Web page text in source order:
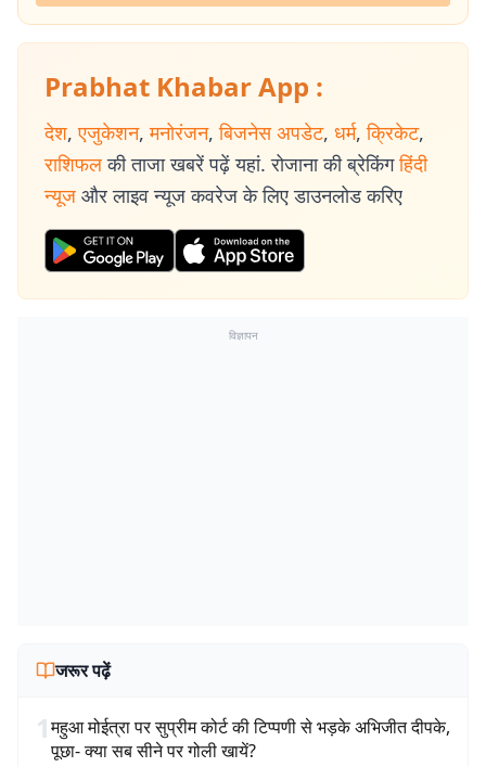
Prabhat Khabar App :
देश, एजुकेशन, मनोरंजन, बिजनेस अपडेट, धर्म, क्रिकेट,
राशिफल की ताजा खबरें पढ़ें यहां. रोजाना की ब्रेकिंग हिंदी
न्यूज और लाइव न्यूज कवरेज के लिए डाउनलोड करिए
विज्ञापन
जरूर पढ़ें
1महुआ मोईत्रा पर सुप्रीम कोर्ट की टिप्पणी से भड़के अभिजीत दीपके,
पूछा- क्या सब सीने पर गोली खायें?